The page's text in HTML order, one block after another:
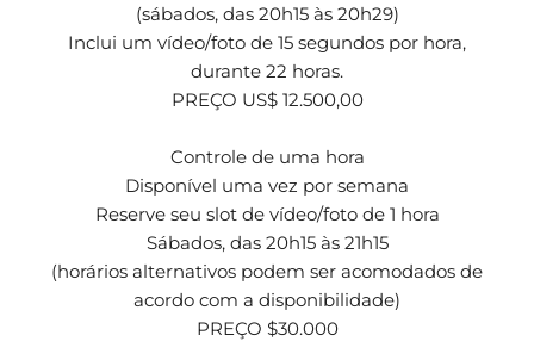
(sábados, das 20h15 às 20h29)
Inclui um vídeo/foto de 15 segundos por hora,
durante 22 horas.
PREÇO US$ 12.500,00
Controle de uma hora
Disponível uma vez por semana
Reserve seu slot de vídeo/foto de 1 hora
Sábados, das 20h15 às 21h15
(horários alternativos podem ser acomodados de
acordo com a disponibilidade)
PREÇO $30.000